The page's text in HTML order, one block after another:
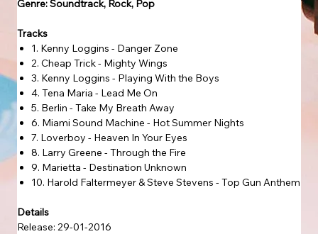
Genre: Soundtrack, Rock, Pop
Tracks
1. Kenny Loggins - Danger Zone
2. Cheap Trick - Mighty Wings
3. Kenny Loggins - Playing With the Boys
4. Tena Maria - Lead Me On
5. Berlin - Take My Breath Away
6. Miami Sound Machine - Hot Summer Nights
7. Loverboy - Heaven In Your Eyes
8. Larry Greene - Through the Fire
9. Marietta - Destination Unknown
10. Harold Faltermeyer & Steve Stevens - Top Gun Anthem
Details
Release: 29-01-2016